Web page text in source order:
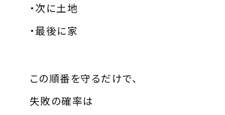
・次に土地
・最後に家
この順番を守るだけで、
失敗の確率は